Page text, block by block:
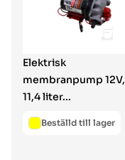
Elektrisk
membranpump 12V,
11,4 liter...
Beställd till lager